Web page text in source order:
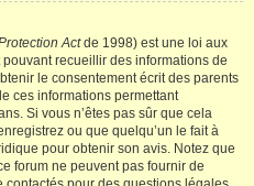
Actde 1998) est une loi aux
recueillir des informations de
le consentement écrit des parents
ces informations permettant
Si vous n’êtes pas sûr que cela
ou que quelqu’un le fait à
pour obtenir son avis. Notez que
forum ne peuvent pas fournir de